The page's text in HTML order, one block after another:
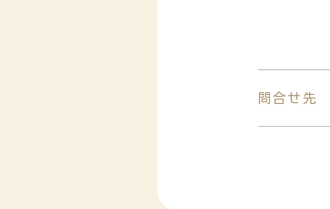
問合せ先